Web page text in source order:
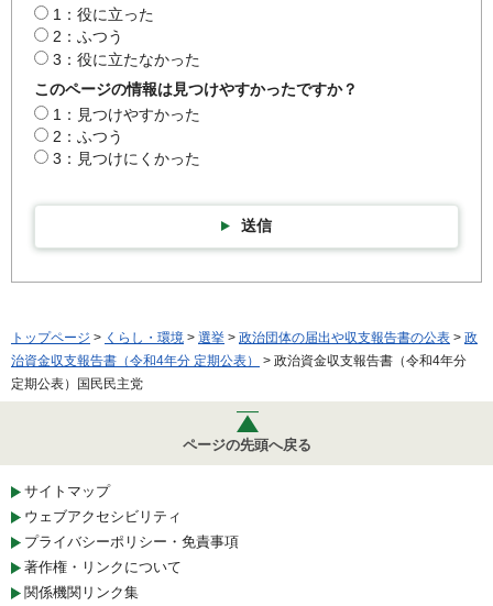
1：役に立った
2：ふつう
3：役に立たなかった
このページの情報は見つけやすかったですか？
1：見つけやすかった
2：ふつう
3：見つけにくかった
送信
トップページ > くらし・環境 > 選挙 > 政治団体の届出や収支報告書の公表 > 政
治資金収支報告書（令和4年分 定期公表）
> 政治資金収支報告書（令和4年分
定期公表）国民民主党
ページの先頭へ戻る
サイトマップ
ウェブアクセシビリティ
プライバシーポリシー・免責事項
著作権・リンクについて
関係機関リンク集